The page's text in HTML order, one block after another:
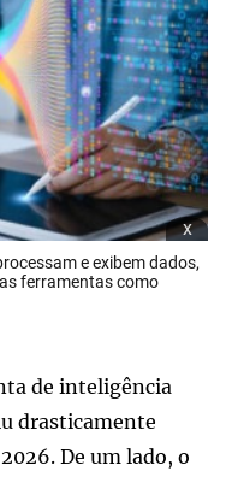
x
e exibem dados,
ferramentas como
de inteligência
drasticamente
De um lado, o